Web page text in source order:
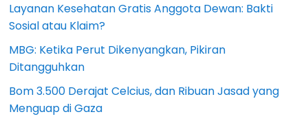
Layanan Kesehatan Gratis Anggota Dewan: Bakti
Sosial atau Klaim?
MBG: Ketika Perut Dikenyangkan, Pikiran
Ditangguhkan
Bom 3.500 Derajat Celcius, dan Ribuan Jasad yang
Menguap di Gaza